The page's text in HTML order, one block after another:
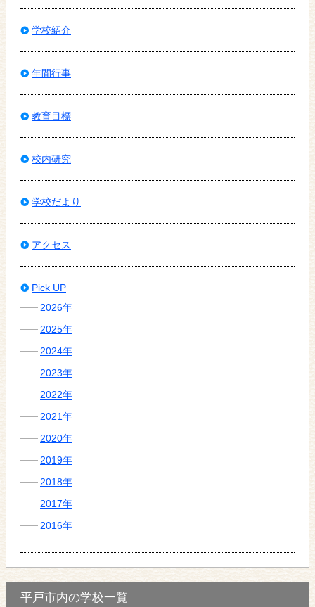
学校紹介
年間行事
教育目標
校内研究
学校だより
アクセス
Pick UP
2026年
2025年
2024年
2023年
2022年
2021年
2020年
2019年
2018年
2017年
2016年
平戸市内の学校一覧